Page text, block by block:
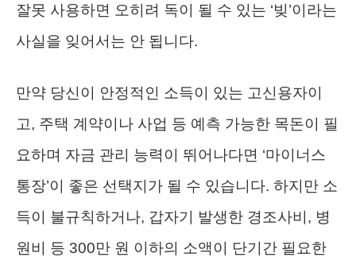
잘못 사용하면 오히려 독이 될 수 있는 ‘빚’이라는
사실을 잊어서는 안 됩니다.
만약 당신이 안정적인 소득이 있는 고신용자이
고, 주택 계약이나 사업 등 예측 가능한 목돈이 필
요하며 자금 관리 능력이 뛰어나다면 ‘마이너스
통장’이 좋은 선택지가 될 수 있습니다. 하지만 소
득이 불규칙하거나, 갑자기 발생한 경조사비, 병
원비 등 300만 원 이하의 소액이 단기간 필요한